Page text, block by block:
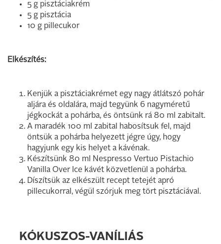
5 g pisztáciakrém
5 g pisztácia
10 g pillecukor
Elkészítés:
Kenjük a pisztáciakrémet egy nagy átlátszó pohár
aljára és oldalára, majd tegyünk 6 nagyméretű
jégkockát a pohárba, és öntsünk rá 80 ml zabitalt.
A maradék 100 ml zabital habosítsuk fel, majd
öntsük a pohárba helyezett jégre úgy, hogy
hagyjunk egy kis helyet a kávénak.
Készítsünk 80 ml Nespresso Vertuo Pistachio
Vanilla Over Ice kávét közvetlenül a pohárba.
Díszítsük az elkészült recept tetejét apró
pillecukorral, végül szórjuk meg tört pisztáciával.
KÓKUSZOS-VANÍLIÁS